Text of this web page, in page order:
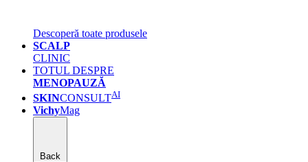
Descoperă toate produsele
SCALP
CLINIC
TOTUL DESPRE
MENOPAUZĂ
SKINCONSULTAI
VichyMag
Back